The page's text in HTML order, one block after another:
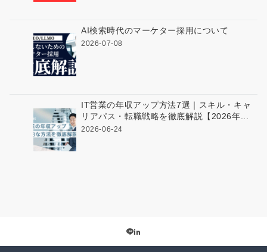
AI検索時代のマーケター採用について
2026-07-08
IT営業の年収アップ方法7選｜スキル・キャ
リアパス・転職戦略を徹底解説【2026年...
2026-06-24